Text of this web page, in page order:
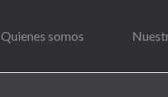
Quienes somos